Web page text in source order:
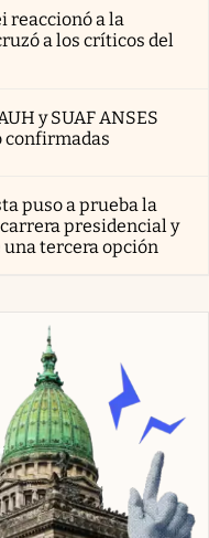
reaccionó a la
a los críticos del
y SUAF ANSES
confirmadas
puso a prueba la
presidencial y
una tercera opción